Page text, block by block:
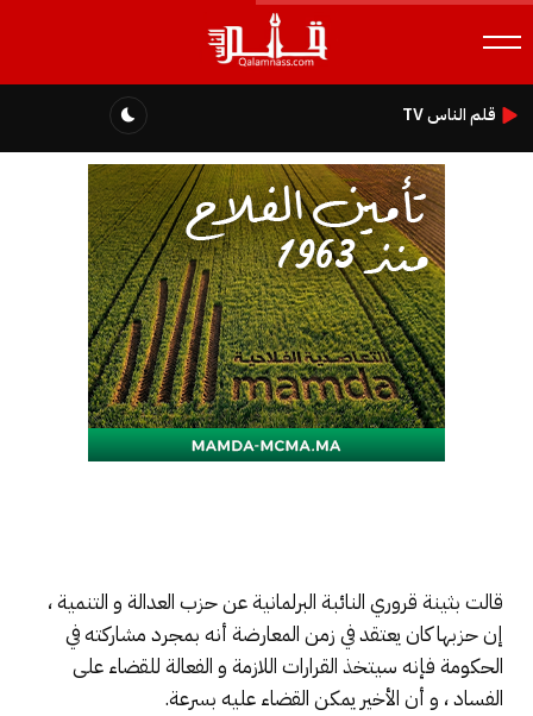
قلم الناس TV
قالت بثينة قروري النائبة البرلمانية عن حزب العدالة و التنمية ،
إن حزبها كان يعتقد في زمن المعارضة أنه بمجرد مشاركته في
الحكومة فإنه سيتخذ القرارات اللازمة و الفعالة للقضاء على
الفساد ، و أن الأخير يمكن القضاء عليه بسرعة.